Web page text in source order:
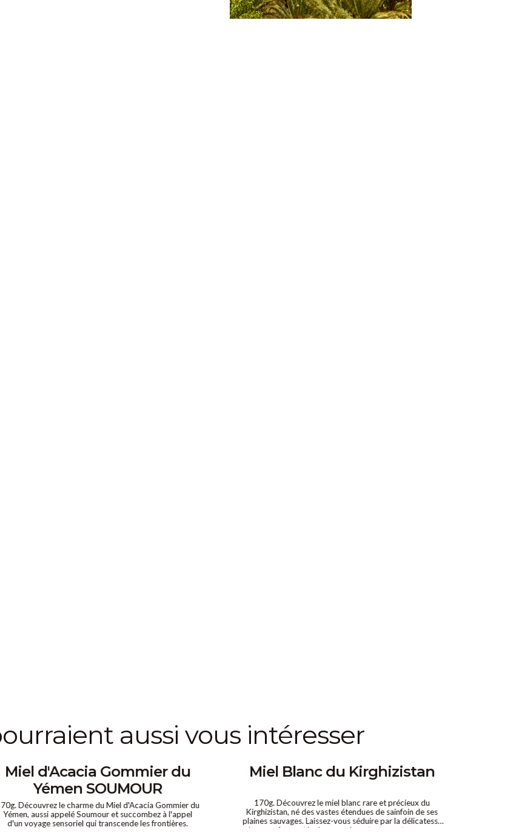
aussi vous intéresser
Miel d'Acacia Gommier du
Yémen SOUMOUR
Découvrez le charme du Miel d'Acacia Gommier du
Yémen, aussi appelé Soumour et succombez à l'appel
d'un voyage sensoriel qui transcende les frontières.
Miel Blanc du Kirghizistan
170g. Découvrez le miel blanc rare et précieux du
Kirghizistan, né des vastes étendues de sainfoin de ses
plaines sauvages. Laissez-vous séduire par la délicatesse
de ses arômes et la douceur de sa texture, et savourez